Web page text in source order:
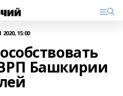
15:00
Башкирии